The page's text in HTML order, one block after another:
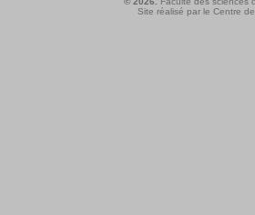
Site réalisé par le Centre